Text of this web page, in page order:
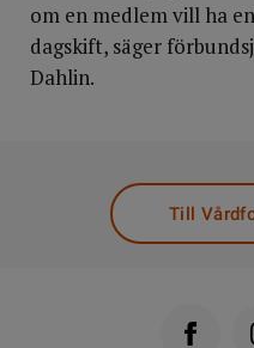
om en medlem vill ha
dagskift, säger
Dahlin.
Till